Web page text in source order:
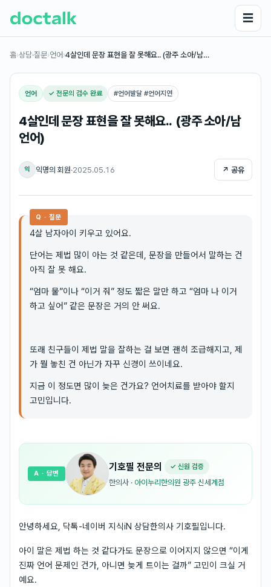
☰
홈›상담·질문›언어 ›4살인데 문장 표현을 잘 못해요.. (광주 소아/남…
언어 ✓ 전문의 검수 완료 #언어발달 #언어지연
4살인데 문장 표현을 잘 못해요.. (광주 소아/남
언어)
익 익명의 회원·2025.05.16 ↗ 공유
Q · 질문
4살 남자아이 키우고 있어요.
단어는 제법 많이 아는 것 같은데, 문장을 만들어서 말하는 건
아직 잘 못 해요.
“엄마 물”이나 “이거 줘” 정도 짧은 말만 하고 “엄마 나 이거
하고 싶어” 같은 문장은 거의 안 써요.
또래 친구들이 제법 말을 잘하는 걸 보면 괜히 조급해지고, 제
가 뭘 놓친 건 아닌가 자꾸 신경이 쓰이네요.
지금 이 정도면 많이 늦은 건가요? 언어치료를 받아야 할지
고민입니다.
기호필 전문의 ✓ 신원 검증
한의사 · 아이누리한의원 광주 신세계점
A · 답변
안녕하세요, 닥톡-네이버 지식iN 상담한의사 기호필입니다.
아이 말은 제법 하는 것 같다가도 문장으로 이어지지 않으면 “이게
진짜 언어 문제인 건가, 아니면 늦게 트이는 걸까” 고민이 크실 거
예요.